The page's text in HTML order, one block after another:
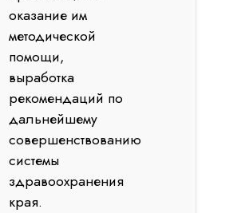
оказание им
методической
помощи,
выработка
рекомендаций по
дальнейшему
совершенствованию
системы
здравоохранения
края.